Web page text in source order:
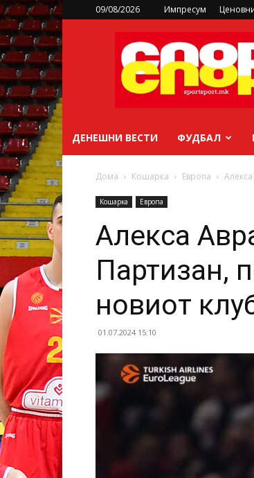
09/08/2026 Импресум
sportsport.mk
ДЕНЕШНИ ВЕСТИ ФУДБАЛ
Дома Кошарка Европа
Кошарка Европа
Алекса
Партизан,
новиот
01.07.2024 15:10